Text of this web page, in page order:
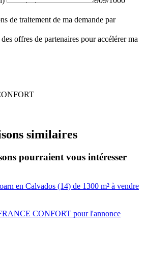
de traitement de ma demande par
offres de partenaires pour accélérer ma
similaires
pourraient vous intéresser